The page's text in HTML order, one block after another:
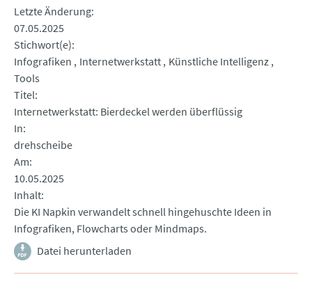
Letzte Änderung
07.05.2025
Stichwort(e)
Infografiken
Internetwerkstatt Künstliche Intelligenz
Tools
Titel
Internetwerkstatt: Bierdeckel werden überflüssig
In
drehscheibe
Am
10.05.2025
Inhalt
Die KI Napkin verwandelt schnell hingehuschte Ideen in
Infografiken, Flowcharts oder Mindmaps.
Datei herunterladen